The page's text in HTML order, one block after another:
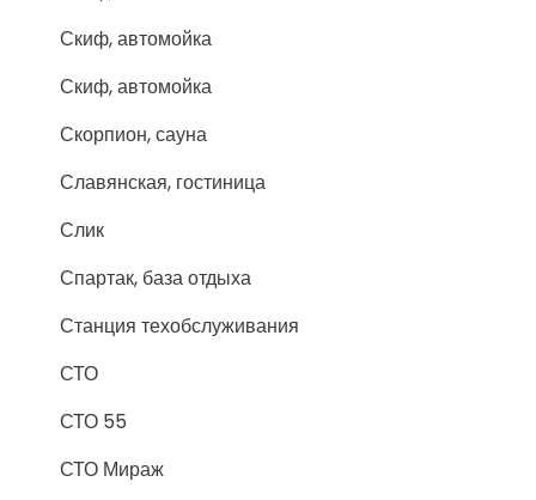
Скиф, автомойка
Скиф, автомойка
Скорпион, сауна
Славянская, гостиница
Слик
Спартак, база отдыха
Станция техобслуживания
СТО
СТО 55
СТО Мираж